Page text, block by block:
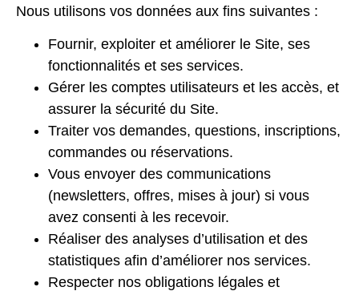
Nous utilisons vos données aux fins suivantes :
Fournir, exploiter et améliorer le Site, ses
fonctionnalités et ses services.
Gérer les comptes utilisateurs et les accès, et
assurer la sécurité du Site.
Traiter vos demandes, questions, inscriptions,
commandes ou réservations.
Vous envoyer des communications
(newsletters, offres, mises à jour) si vous
avez consenti à les recevoir.
Réaliser des analyses d’utilisation et des
statistiques afin d’améliorer nos services.
Respecter nos obligations légales et